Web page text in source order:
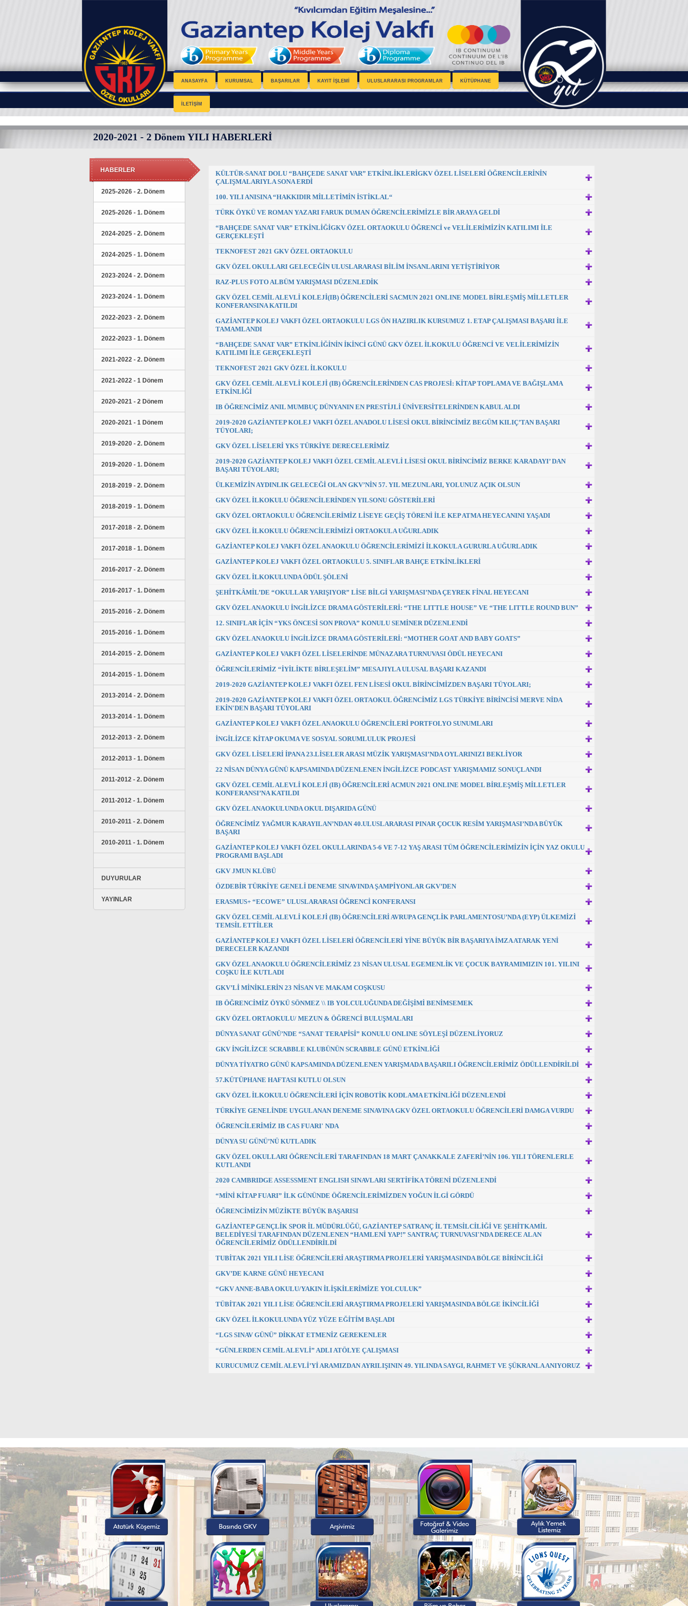
ANASAYFA KURUMSAL BAŞARILAR KAYIT İŞLEMİ ULUSLARARASI PROGRAMLAR KÜTÜPHANE
İLETİŞİM
2020-2021 - 2 Dönem YILI HABERLERİ
HABERLER
2025-2026 - 2. Dönem
2025-2026 - 1. Dönem
2024-2025 - 2. Dönem
2024-2025 - 1. Dönem
2023-2024 - 2. Dönem
2023-2024 - 1. Dönem
2022-2023 - 2. Dönem
2022-2023 - 1. Dönem
2021-2022 - 2. Dönem
2021-2022 - 1 Dönem
2020-2021 - 2 Dönem
2020-2021 - 1 Dönem
2019-2020 - 2. Dönem
2019-2020 - 1. Dönem
2018-2019 - 2. Dönem
2018-2019 - 1. Dönem
2017-2018 - 2. Dönem
2017-2018 - 1. Dönem
2016-2017 - 2. Dönem
2016-2017 - 1. Dönem
2015-2016 - 2. Dönem
2015-2016 - 1. Dönem
2014-2015 - 2. Dönem
2014-2015 - 1. Dönem
2013-2014 - 2. Dönem
2013-2014 - 1. Dönem
2012-2013 - 2. Dönem
2012-2013 - 1. Dönem
2011-2012 - 2. Dönem
2011-2012 - 1. Dönem
2010-2011 - 2. Dönem
2010-2011 - 1. Dönem
DUYURULAR
YAYINLAR
KÜLTÜR-SANAT DOLU “BAHÇEDE SANAT VAR” ETKİNLİKLERİGKV ÖZEL LİSELERİ ÖĞRENCİLERİNİN
ÇALIŞMALARIYLA SONA ERDİ
100. YILI ANISINA “HAKKIDIR MİLLETİMİN İSTİKLAL“
TÜRK ÖYKÜ VE ROMAN YAZARI FARUK DUMAN ÖĞRENCİLERİMİZLE BİR ARAYA GELDİ
“BAHÇEDE SANAT VAR” ETKİNLİĞİGKV ÖZEL ORTAOKULU ÖĞRENCİ ve VELİLERİMİZİN KATILIMI İLE
GERÇEKLEŞTİ
TEKNOFEST 2021 GKV ÖZEL ORTAOKULU
GKV ÖZEL OKULLARI GELECEĞİN ULUSLARARASI BİLİM İNSANLARINI YETİŞTİRİYOR
RAZ-PLUS FOTO ALBÜM YARIŞMASI DÜZENLEDİK
GKV ÖZEL CEMİL ALEVLİ KOLEJİ(IB) ÖĞRENCİLERİ SACMUN 2021 ONLINE MODEL BİRLEŞMİŞ MİLLETLER
KONFERANSINA KATILDI
GAZİANTEP KOLEJ VAKFI ÖZEL ORTAOKULU LGS ÖN HAZIRLIK KURSUMUZ 1. ETAP ÇALIŞMASI BAŞARI İLE
TAMAMLANDI
“BAHÇEDE SANAT VAR” ETKİNLİĞİNİN İKİNCİ GÜNÜ GKV ÖZEL İLKOKULU ÖĞRENCİ VE VELİLERİMİZİN
KATILIMI İLE GERÇEKLEŞTİ
TEKNOFEST 2021 GKV ÖZEL İLKOKULU
GKV ÖZEL CEMİL ALEVLİ KOLEJİ (IB) ÖĞRENCİLERİNDEN CAS PROJESİ: KİTAP TOPLAMA VE BAĞIŞLAMA
ETKİNLİĞİ
IB ÖĞRENCİMİZ ANIL MUMBUÇ DÜNYANIN EN PRESTİJLİ ÜNİVERSİTELERİNDEN KABUL ALDI
2019-2020 GAZİANTEP KOLEJ VAKFI ÖZEL ANADOLU LİSESİ OKUL BİRİNCİMİZ BEGÜM KILIÇ’TAN BAŞARI
TÜYOLARI;
GKV ÖZEL LİSELERİ YKS TÜRKİYE DERECELERİMİZ
2019-2020 GAZİANTEP KOLEJ VAKFI ÖZEL CEMİL ALEVLİ LİSESİ OKUL BİRİNCİMİZ BERKE KARADAYI’ DAN
BAŞARI TÜYOLARI;
ÜLKEMİZİN AYDINLIK GELECEĞİ OLAN GKV’NİN 57. YIL MEZUNLARI, YOLUNUZ AÇIK OLSUN
GKV ÖZEL İLKOKULU ÖĞRENCİLERİNDEN YILSONU GÖSTERİLERİ
GKV ÖZEL ORTAOKULU ÖĞRENCİLERİMİZ LİSEYE GEÇİŞ TÖRENİ İLE KEP ATMA HEYECANINI YAŞADI
GKV ÖZEL İLKOKULU ÖĞRENCİLERİMİZİ ORTAOKULA UĞURLADIK
GAZİANTEP KOLEJ VAKFI ÖZEL ANAOKULU ÖĞRENCİLERİMİZİ İLKOKULA GURURLA UĞURLADIK
GAZİANTEP KOLEJ VAKFI ÖZEL ORTAOKULU 5. SINIFLAR BAHÇE ETKİNLİKLERİ
GKV ÖZEL İLKOKULUNDA ÖDÜL ŞÖLENİ
ŞEHİTKÂMİL’DE “OKULLAR YARIŞIYOR” LİSE BİLGİ YARIŞMASI’NDA ÇEYREK FİNAL HEYECANI
GKV ÖZEL ANAOKULU İNGİLİZCE DRAMA GÖSTERİLERİ: “THE LITTLE HOUSE” VE “THE LITTLE ROUND BUN”
12. SINIFLAR İÇİN “YKS ÖNCESİ SON PROVA” KONULU SEMİNER DÜZENLENDİ
GKV ÖZEL ANAOKULU İNGİLİZCE DRAMA GÖSTERİLERİ: “MOTHER GOAT AND BABY GOATS”
GAZİANTEP KOLEJ VAKFI ÖZEL LİSELERİNDE MÜNAZARA TURNUVASI ÖDÜL HEYECANI
ÖĞRENCİLERİMİZ “İYİLİKTE BİRLEŞELİM” MESAJIYLA ULUSAL BAŞARI KAZANDI
2019-2020 GAZİANTEP KOLEJ VAKFI ÖZEL FEN LİSESİ OKUL BİRİNCİMİZDEN BAŞARI TÜYOLARI;
2019-2020 GAZİANTEP KOLEJ VAKFI ÖZEL ORTAOKUL ÖĞRENCİMİZ LGS TÜRKİYE BİRİNCİSİ MERVE NİDA
EKİN'DEN BAŞARI TÜYOLARI
GAZİANTEP KOLEJ VAKFI ÖZEL ANAOKULU ÖĞRENCİLERİ PORTFOLYO SUNUMLARI
İNGİLİZCE KİTAP OKUMA VE SOSYAL SORUMLULUK PROJESİ
GKV ÖZEL LİSELERİ İPANA 23.LİSELER ARASI MÜZİK YARIŞMASI’NDA OYLARINIZI BEKLİYOR
22 NİSAN DÜNYA GÜNÜ KAPSAMINDA DÜZENLENEN İNGİLİZCE PODCAST YARIŞMAMIZ SONUÇLANDI
GKV ÖZEL CEMİL ALEVLİ KOLEJİ (IB) ÖĞRENCİLERİ ACMUN 2021 ONLINE MODEL BİRLEŞMİŞ MİLLETLER
KONFERANSI’NA KATILDI
GKV ÖZEL ANAOKULUNDA OKUL DIŞARIDA GÜNÜ
ÖĞRENCİMİZ YAĞMUR KARAYILAN’NDAN 40.ULUSLARARASI PINAR ÇOCUK RESİM YARIŞMASI’NDA BÜYÜK
BAŞARI
GAZİANTEP KOLEJ VAKFI ÖZEL OKULLARINDA 5-6 VE 7-12 YAŞ ARASI TÜM ÖĞRENCİLERİMİZİN İÇİN YAZ OKULU
PROGRAMI BAŞLADI
GKV JMUN KLÜBÜ
ÖZDEBİR TÜRKİYE GENELİ DENEME SINAVINDA ŞAMPİYONLAR GKV’DEN
ERASMUS+ “ECOWE” ULUSLARARASI ÖĞRENCİ KONFERANSI
GKV ÖZEL CEMİL ALEVLİ KOLEJİ (IB) ÖĞRENCİLERİ AVRUPA GENÇLİK PARLAMENTOSU’NDA (EYP) ÜLKEMİZİ
TEMSİL ETTİLER
GAZİANTEP KOLEJ VAKFI ÖZEL LİSELERİ ÖĞRENCİLERİ YİNE BÜYÜK BİR BAŞARIYA İMZA ATARAK YENİ
DERECELER KAZANDI
GKV ÖZEL ANAOKULU ÖĞRENCİLERİMİZ 23 NİSAN ULUSAL EGEMENLİK VE ÇOCUK BAYRAMIMIZIN 101. YILINI
COŞKU İLE KUTLADI
GKV’Lİ MİNİKLERİN 23 NİSAN VE MAKAM COŞKUSU
IB ÖĞRENCİMİZ ÖYKÜ SÖNMEZ \\ IB YOLCULUĞUNDA DEĞİŞİMİ BENİMSEMEK
GKV ÖZEL ORTAOKULU/ MEZUN & ÖĞRENCİ BULUŞMALARI
DÜNYA SANAT GÜNÜ’NDE “SANAT TERAPİSİ” KONULU ONLINE SÖYLEŞİ DÜZENLİYORUZ
GKV İNGİLİZCE SCRABBLE KLUBÜNÜN SCRABBLE GÜNÜ ETKİNLİĞİ
DÜNYA TİYATRO GÜNÜ KAPSAMINDA DÜZENLENEN YARIŞMADA BAŞARILI ÖĞRENCİLERİMİZ ÖDÜLLENDİRİLDİ
57.KÜTÜPHANE HAFTASI KUTLU OLSUN
GKV ÖZEL İLKOKULU ÖĞRENCİLERİ İÇİN ROBOTİK KODLAMA ETKİNLİĞİ DÜZENLENDİ
TÜRKİYE GENELİNDE UYGULANAN DENEME SINAVINA GKV ÖZEL ORTAOKULU ÖĞRENCİLERİ DAMGA VURDU
ÖĞRENCİLERİMİZ IB CAS FUARI' NDA
DÜNYA SU GÜNÜ’NÜ KUTLADIK
GKV ÖZEL OKULLARI ÖĞRENCİLERİ TARAFINDAN 18 MART ÇANAKKALE ZAFERİ’NİN 106. YILI TÖRENLERLE
KUTLANDI
2020 CAMBRIDGE ASSESSMENT ENGLISH SINAVLARI SERTİFİKA TÖRENİ DÜZENLENDİ
“MİNİ KİTAP FUARI” İLK GÜNÜNDE ÖĞRENCİLERİMİZDEN YOĞUN İLGİ GÖRDÜ
ÖĞRENCİMİZİN MÜZİKTE BÜYÜK BAŞARISI
GAZİANTEP GENÇLİK SPOR İL MÜDÜRLÜĞÜ, GAZİANTEP SATRANÇ İL TEMSİLCİLİĞİ VE ŞEHİTKAMİL
BELEDİYESİ TARAFINDAN DÜZENLENEN “HAMLENİ YAP!” SANTRAÇ TURNUVASI'NDA DERECE ALAN
ÖĞRENCİLERİMİZ ÖDÜLLENDİRİLDİ
TUBİTAK 2021 YILI LİSE ÖĞRENCİLERİ ARAŞTIRMA PROJELERİ YARIŞMASINDA BÖLGE BİRİNCİLİĞİ
GKV’DE KARNE GÜNÜ HEYECANI
“GKV ANNE-BABA OKULU/YAKIN İLİŞKİLERİMİZE YOLCULUK”
TÜBİTAK 2021 YILI LİSE ÖĞRENCİLERİ ARAŞTIRMA PROJELERİ YARIŞMASINDA BÖLGE İKİNCİLİĞİ
GKV ÖZEL İLKOKULUNDA YÜZ YÜZE EĞİTİM BAŞLADI
“LGS SINAV GÜNÜ” DİKKAT ETMENİZ GEREKENLER
“GÜNLERDEN CEMİL ALEVLİ” ADLI ATÖLYE ÇALIŞMASI
KURUCUMUZ CEMİL ALEVLİ’Yİ ARAMIZDAN AYRILIŞININ 49. YILINDA SAYGI, RAHMET VE ŞÜKRANLA ANIYORUZ